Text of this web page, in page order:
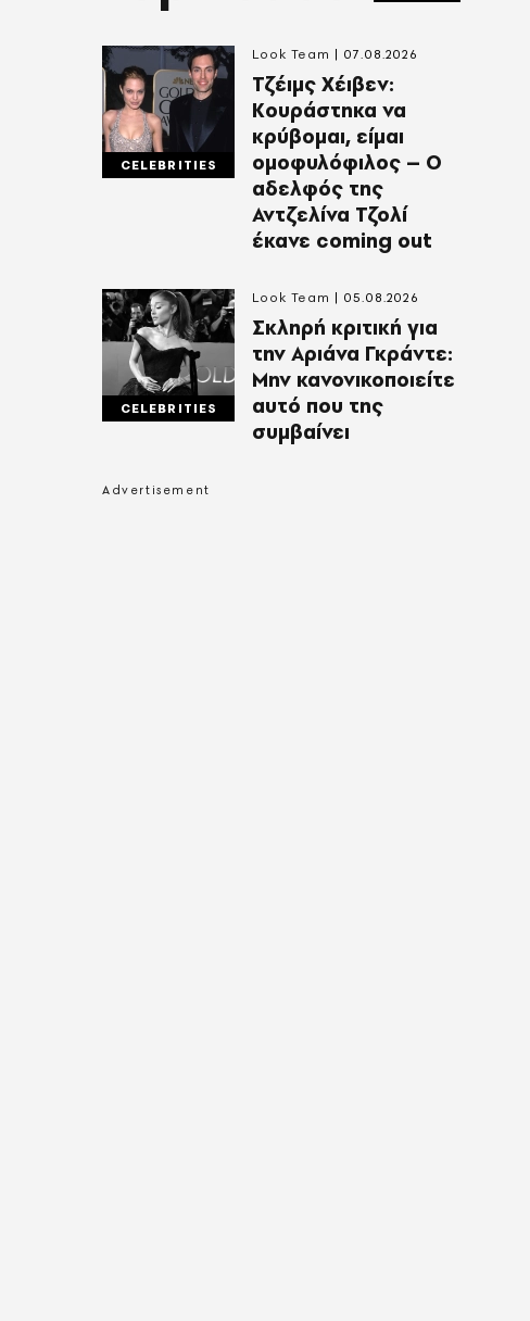
CELEBRITIES
Τζέιμς Χέιβεν:
Κουράστηκα να
κρύβομαι, είμαι
ομοφυλόφιλος – Ο
αδελφός της
Αντζελίνα Τζολί
έκανε coming out
Look Team 07.08.2026
CELEBRITIES
Σκληρή κριτική για
την Αριάνα Γκράντε:
Μην κανονικοποιείτε
αυτό που της
συμβαίνει
Look Team 05.08.2026